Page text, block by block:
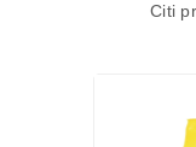
Citi